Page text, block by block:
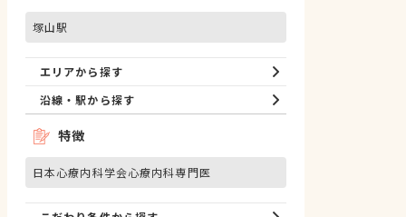
塚山駅
エリアから探す
沿線・駅から探す
特徴
日本心療内科学会心療内科専門医